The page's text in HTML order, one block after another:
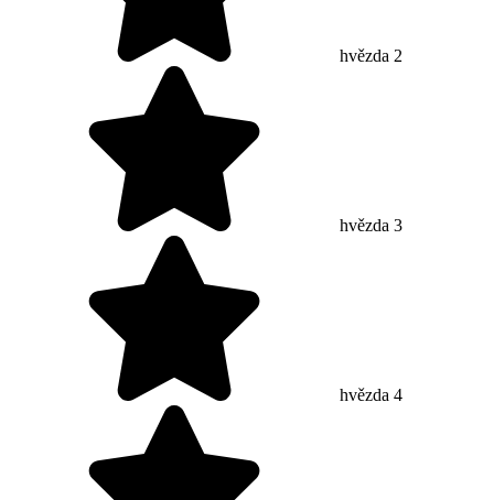
hvězda 2
hvězda 3
hvězda 4